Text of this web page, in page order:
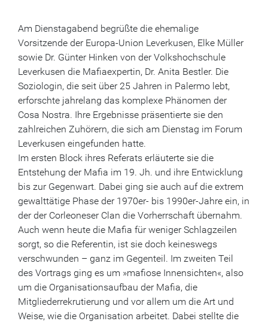
Am Dienstagabend begrüßte die ehemalige
Vorsitzende der Europa-Union Leverkusen, Elke Müller
sowie Dr. Günter Hinken von der Volkshochschule
Leverkusen die Mafiaexpertin, Dr. Anita Bestler. Die
Soziologin, die seit über 25 Jahren in Palermo lebt,
erforschte jahrelang das komplexe Phänomen der
Cosa Nostra. Ihre Ergebnisse präsentierte sie den
zahlreichen Zuhörern, die sich am Dienstag im Forum
Leverkusen eingefunden hatte.
Im ersten Block ihres Referats erläuterte sie die
Entstehung der Mafia im 19. Jh. und ihre Entwicklung
bis zur Gegenwart. Dabei ging sie auch auf die extrem
gewalttätige Phase der 1970er- bis 1990er-Jahre ein, in
der der Corleoneser Clan die Vorherrschaft übernahm.
Auch wenn heute die Mafia für weniger Schlagzeilen
sorgt, so die Referentin, ist sie doch keineswegs
verschwunden – ganz im Gegenteil. Im zweiten Teil
des Vortrags ging es um »mafiose Innensichten«, also
um die Organisationsaufbau der Mafia, die
Mitgliederrekrutierung und vor allem um die Art und
Weise, wie die Organisation arbeitet. Dabei stellte die